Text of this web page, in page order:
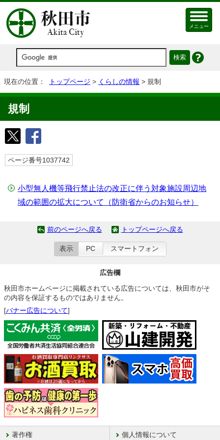
メニュー
現在の位置： トップページ > くらしの情報 > 規制
規制
ページ番号1037742
小型無人機等飛行禁止法の改正に伴う対象施設周辺地
域の範囲の拡大について（防衛省からのお知らせ）
前のページへ戻る トップページへ戻る
表示 PC スマートフォン
広告欄
秋田市ホームページに掲載されている広告については、秋田市がそ
の内容を保証するものではありません。
[バナー広告について]
著作権 個人情報について